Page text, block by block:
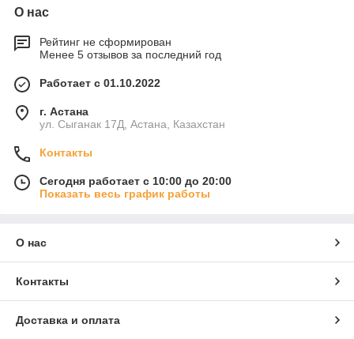
О нас
Рейтинг не сформирован
Менее 5 отзывов за последний год
Работает с 01.10.2022
г. Астана
ул. Сыганак 17Д, Астана, Казахстан
Контакты
Сегодня работает с 10:00 до 20:00
Показать весь график работы
О нас
Контакты
Доставка и оплата